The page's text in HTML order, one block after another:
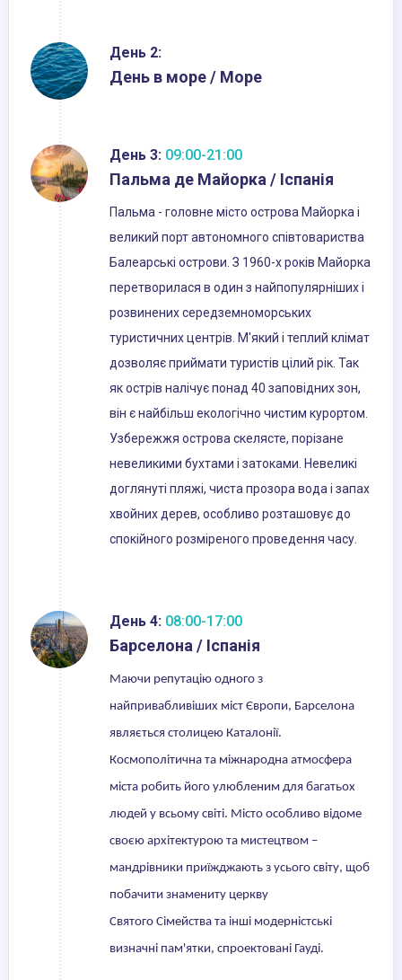
День 2:
День в море / Море
День 3: 09:00-21:00
Пальма де Майорка / Іспанія
Пальма - головне місто острова Майорка і
великий порт автономного співтовариства
Балеарські острови. З 1960-х років Майорка
перетворилася в один з найпопулярніших і
розвинених середземноморських
туристичних центрів. М'який і теплий клімат
дозволяє приймати туристів цілий рік. Так
як острів налічує понад 40 заповідних зон,
він є найбільш екологічно чистим курортом.
Узбережжя острова скелясте, порізане
невеликими бухтами і затоками. Невеликі
доглянуті пляжі, чиста прозора вода і запах
хвойних дерев, особливо розташовує до
спокійного розміреного проведення часу.
День 4: 08:00-17:00
Барселона / Іспанія
Маючи репутацію одного з
найпривабливіших міст Європи, Барселона
являється столицею Каталонії.
Космополітична та міжнародна атмосфера
міста робить його улюбленим для багатьох
людей у всьому світі. Місто особливо відоме
своєю архітектурою та мистецтвом –
мандрівники приїжджають з усього світу, щоб
побачити знамениту церкву
Святого Сімейства та інші модерністські
визначні пам'ятки, спроектовані Гауді.